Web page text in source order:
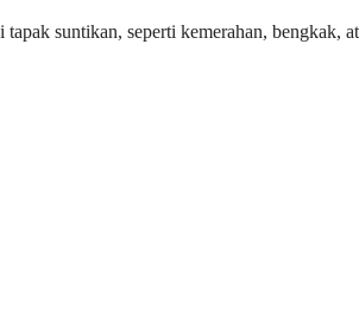
suntikan, seperti kemerahan, bengkak,